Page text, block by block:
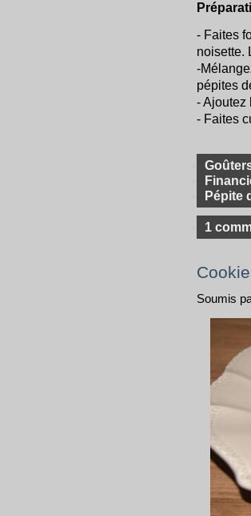
- Faites
noisette.
-
pépites
- Ajoutez
- Faites
Pépite
1
Soumis